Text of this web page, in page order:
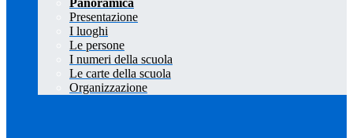
Panoramica
Presentazione
I luoghi
Le persone
I numeri della scuola
Le carte della scuola
Organizzazione